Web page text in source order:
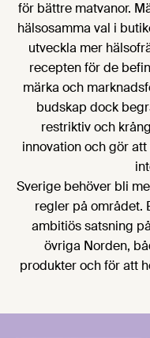
för bättre matvanor.
hälsosamma val i
utveckla mer
recepten för de
märka och
budskap dock
restriktiv och
innovation och gör
Sverige behöver bli
regler på området.
ambitiös satsning
övriga Norden,
produkter och för att